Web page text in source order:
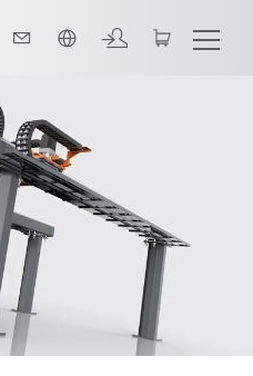
albă